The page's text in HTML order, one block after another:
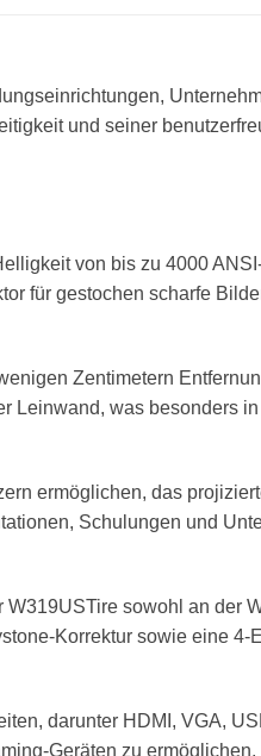
und seiner
von bis zu 4000
für gestochen scharfe
Zentimetern
Leinwand, was besonders
ermöglichen, das
Schulungen und
sowohl an der
Korrektur sowie eine 4-
darunter HDMI, VGA,
Geräten zu